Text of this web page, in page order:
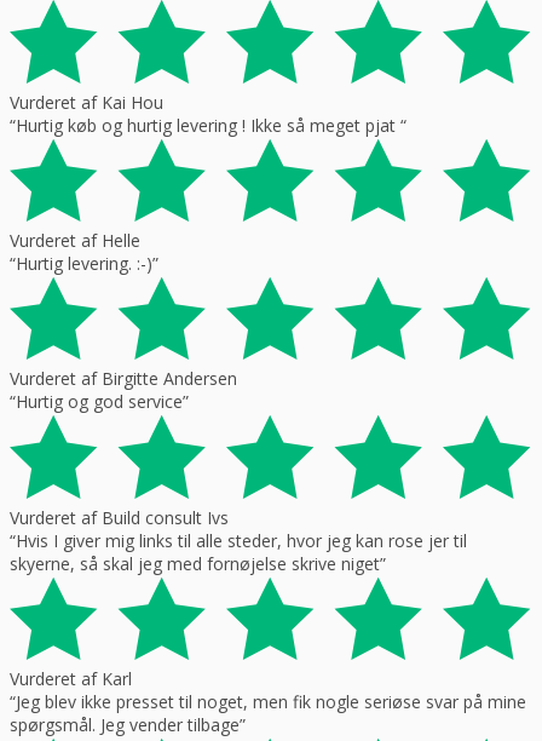
Vurderet af Kai Hou
“Hurtig køb og hurtig levering ! Ikke så meget pjat “
Vurderet af Helle
“Hurtig levering. :-)”
Vurderet af Birgitte Andersen
“Hurtig og god service”
Vurderet af Build consult Ivs
“Hvis I giver mig links til alle steder, hvor jeg kan rose jer til
skyerne, så skal jeg med fornøjelse skrive niget”
Vurderet af Karl
“Jeg blev ikke presset til noget, men fik nogle seriøse svar på mine
spørgsmål. Jeg vender tilbage”